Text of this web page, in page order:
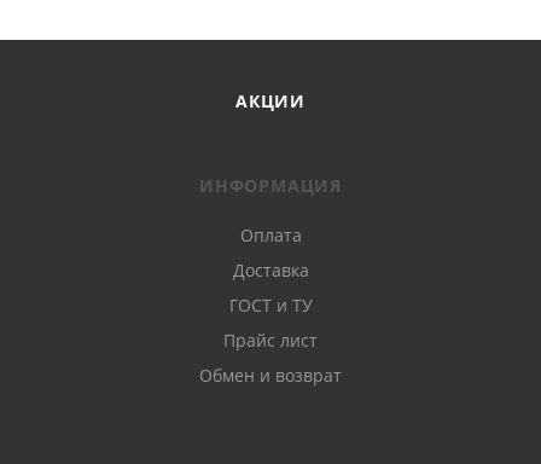
АКЦИИ
ИНФОРМАЦИЯ
Оплата
Доставка
ГОСТ и ТУ
Прайс лист
Обмен и возврат